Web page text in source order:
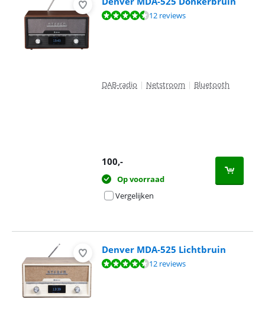
Beoordeling is 8,6 van de 10, gebaseerd op 12 reviews.
12 reviews
DAB-radio | Netstroom | Bluetooth
100,-
Op voorraad
Vergelijken
Denver MDA-525 Lichtbruin
Beoordeling is 8,6 van de 10, gebaseerd op 12 reviews.
12 reviews